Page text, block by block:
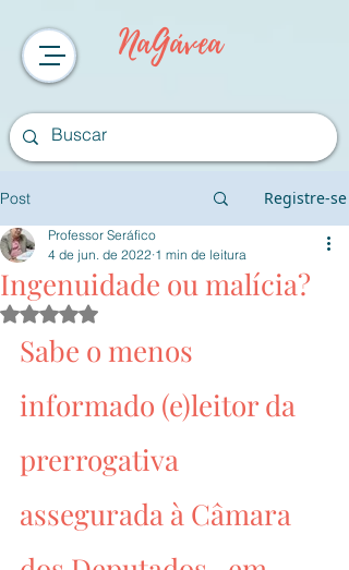
NaGávea
Post Registre-se
Ingenuidade ou malícia?
Professor Seráfico
4 de jun. de 2022 1 min de leitura
Avaliado com NaN de 5 estrelas.
Sabe o menos
informado (e)leitor da
prerrogativa
assegurada à Câmara